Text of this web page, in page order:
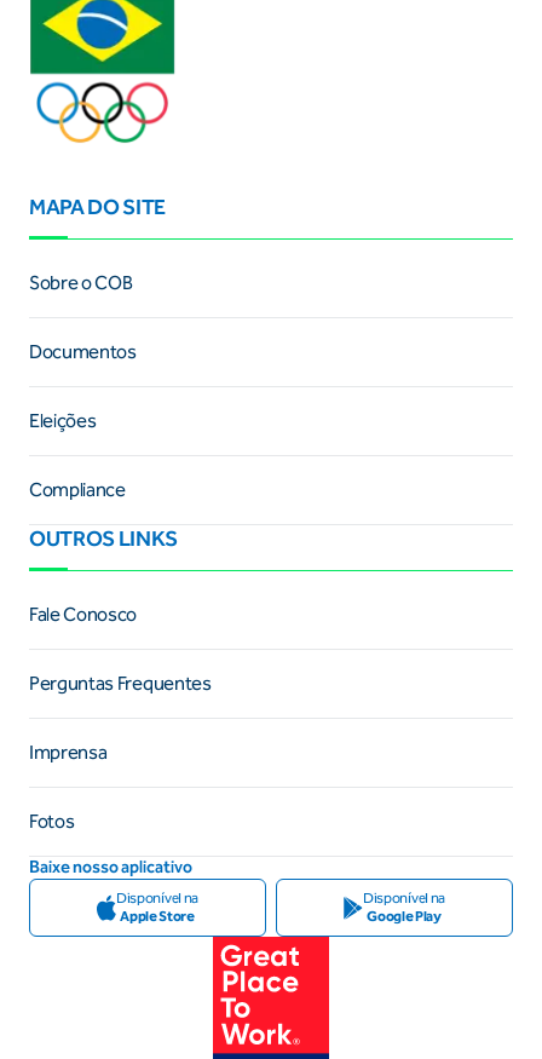
MAPA DO SITE
Sobre o COB
Documentos
Eleições
Compliance
OUTROS LINKS
Fale Conosco
Perguntas Frequentes
Imprensa
Fotos
Baixe nosso aplicativo
Disponível na
Apple Store
Disponível na
Google Play